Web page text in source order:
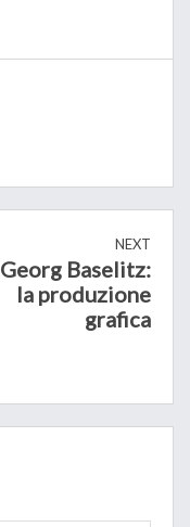
NEXT
Georg Baselitz:
la produzione
grafica